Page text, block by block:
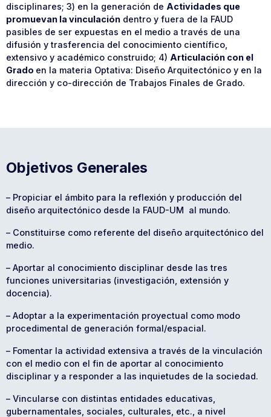
disciplinares; 3) en la generación de Actividades que
promuevan la vinculación dentro y fuera de la FAUD
pasibles de ser expuestas en el medio a través de una
difusión y trasferencia del conocimiento científico,
extensivo y académico construido; 4) Articulación con el
Grado en la materia Optativa: Diseño Arquitectónico y en la
dirección y co-dirección de Trabajos Finales de Grado.
Objetivos Generales
– Propiciar el ámbito para la reflexión y producción del
diseño arquitectónico desde la FAUD-UM al mundo.
– Constituirse como referente del diseño arquitectónico del
medio.
– Aportar al conocimiento disciplinar desde las tres
funciones universitarias (investigación, extensión y
docencia).
– Adoptar a la experimentación proyectual como modo
procedimental de generación formal/espacial.
– Fomentar la actividad extensiva a través de la vinculación
con el medio con el fin de aportar al conocimiento
disciplinar y a responder a las inquietudes de la sociedad.
– Vincularse con distintas entidades educativas,
gubernamentales, sociales, culturales, etc., a nivel